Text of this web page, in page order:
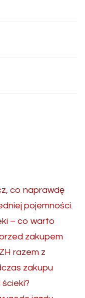
co naprawdę
pojemności.
– co warto
zakupem
razem z
zakupu